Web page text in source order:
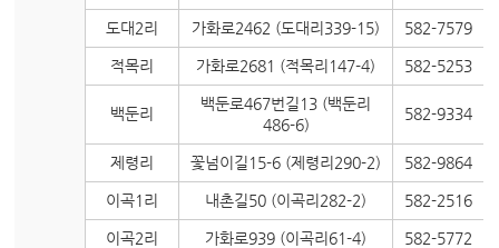
도대2리 가화로2462 (도대리339-15) 582-7579
적목리 가화로2681 (적목리147-4) 582-5253
백둔리
백둔로467번길13 (백둔리
486-6)
582-9334
제령리 꽃넘이길15-6 (제령리290-2) 582-9864
이곡1리 내촌길50 (이곡리282-2) 582-2516
이곡2리 가화로939 (이곡리61-4) 582-5772